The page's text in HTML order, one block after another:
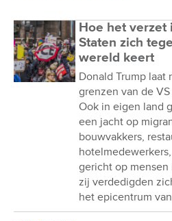
Hoe het verzet
Staten zich
wereld keert
Donald Trump
grenzen van de
Ook in eigen land
een jacht op
bouwvakkers,
gericht op
zij verdedigden
het epicentrum